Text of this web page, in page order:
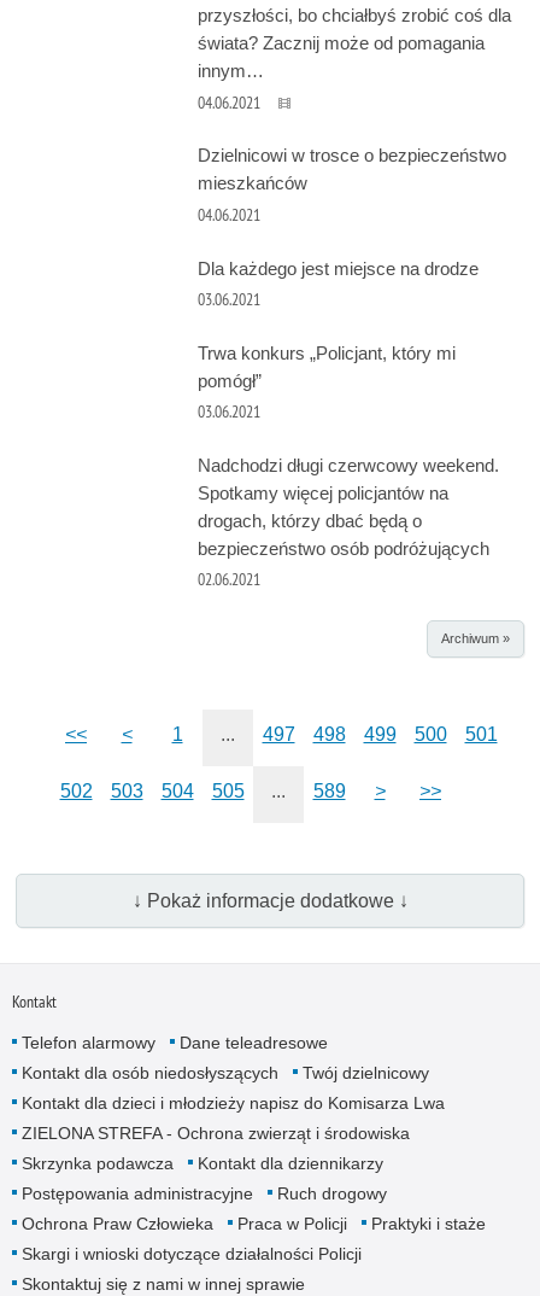
przyszłości, bo chciałbyś zrobić coś dla
świata? Zacznij może od pomagania
innym…
04.06.2021
Dzielnicowi w trosce o bezpieczeństwo
mieszkańców
04.06.2021
Dla każdego jest miejsce na drodze
03.06.2021
Trwa konkurs „Policjant, który mi
pomógł”
03.06.2021
Nadchodzi długi czerwcowy weekend.
Spotkamy więcej policjantów na
drogach, którzy dbać będą o
bezpieczeństwo osób podróżujących
02.06.2021
Archiwum »
<< < 1 ... 497 498 499 500 501
502 503 504 505 ... 589 > >>
↓ Pokaż informacje dodatkowe ↓
Kontakt
Telefon alarmowy
Dane teleadresowe
Kontakt dla osób niedosłyszących
Twój dzielnicowy
Kontakt dla dzieci i młodzieży napisz do Komisarza Lwa
ZIELONA STREFA - Ochrona zwierząt i środowiska
Skrzynka podawcza
Kontakt dla dziennikarzy
Postępowania administracyjne
Ruch drogowy
Ochrona Praw Człowieka
Praca w Policji
Praktyki i staże
Skargi i wnioski dotyczące działalności Policji
Skontaktuj się z nami w innej sprawie